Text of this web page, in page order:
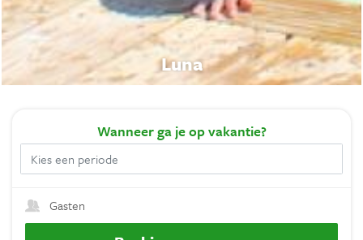
Luna
Wanneerga je op vakantie?
Gasten